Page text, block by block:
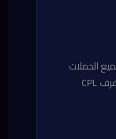
الحملات
مُدارة ومحسّنة ومُبلَّغ عنها داخل داشبورد موحد. اعرف CPL